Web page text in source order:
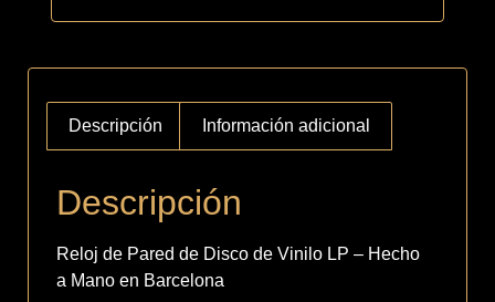
Descripción Información adicional
Descripción
Reloj de Pared de Disco de Vinilo LP – Hecho
a Mano en Barcelona